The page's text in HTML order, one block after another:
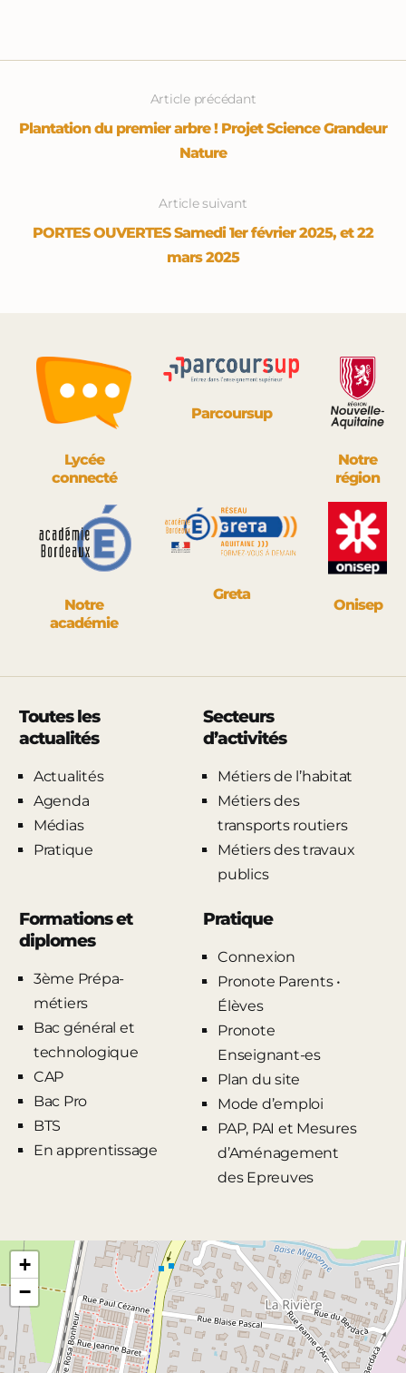
Article précédant
Plantation du premier arbre ! Projet Science Grandeur
Nature
Article suivant
PORTES OUVERTES Samedi 1er février 2025, et 22
mars 2025
Lycée
connecté
Parcoursup
Notre
région
Notre
académie
Greta
Onisep
Toutes les
actualités
Actualités
Agenda
Médias
Pratique
Secteurs
d’activités
Métiers de l’habitat
Métiers des
transports routiers
Métiers des travaux
publics
Formations et
diplomes
3ème Prépa-
métiers
Bac général et
technologique
CAP
Bac Pro
BTS
En apprentissage
Pratique
Connexion
Pronote Parents •
Élèves
Pronote
Enseignant-es
Plan du site
Mode d’emploi
PAP, PAI et Mesures
d’Aménagement
des Epreuves
+
−